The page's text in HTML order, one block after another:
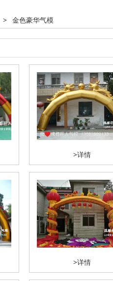
> 金色豪华气模
>详情
>详情